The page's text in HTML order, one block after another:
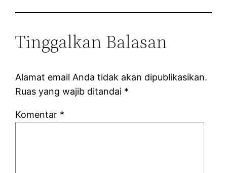
Tinggalkan Balasan
Alamat email Anda tidak akan dipublikasikan.
Ruas yang wajib ditandai *
Komentar *